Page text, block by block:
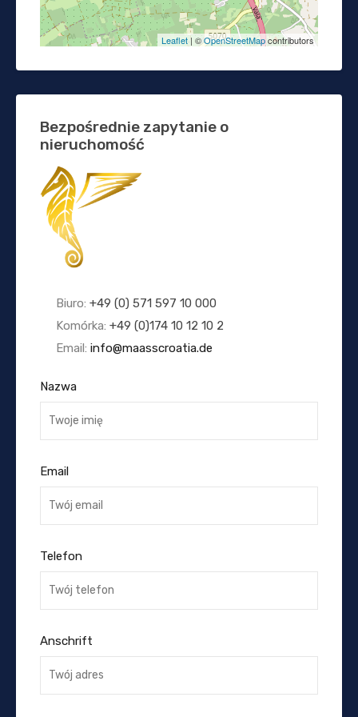
Leaflet| ©OpenStreetMapcontributors
Bezpośrednie zapytanie o
nieruchomość
Biuro: +49 (0) 571 597 10 000
Komórka: +49 (0)174 10 12 10 2
Email: info@maasscroatia.de
Nazwa
Email
Telefon
Anschrift